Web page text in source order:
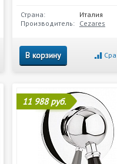
Страна:
Италия
Производитель: Cezares
В корзину
11 988 руб.